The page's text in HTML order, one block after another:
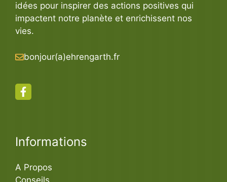
idées pour inspirer des actions positives qui
impactent notre planète et enrichissent nos
vies.
bonjour(a)ehrengarth.fr
Informations
A Propos
Conseils